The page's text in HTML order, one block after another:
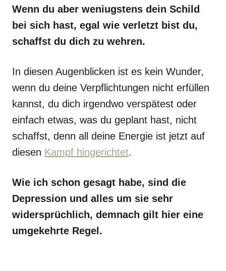
Wenn du aber weniugstens dein Schild
bei sich hast, egal wie verletzt bist du,
schaffst du dich zu wehren.
In diesen Augenblicken ist es kein Wunder,
wenn du deine Verpflichtungen nicht erfüllen
kannst, du dich irgendwo verspätest oder
einfach etwas, was du geplant hast, nicht
schaffst, denn all deine Energie ist jetzt auf
diesen Kampf hingerichtet.
Wie ich schon gesagt habe, sind die
Depression und alles um sie sehr
widersprüchlich, demnach gilt hier eine
umgekehrte Regel.